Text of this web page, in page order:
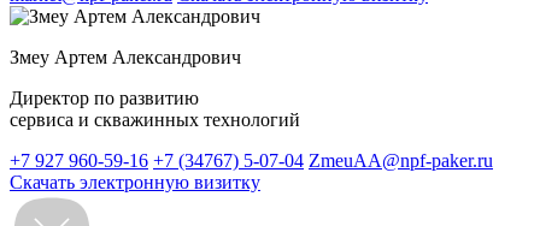
Змеу Артем Александрович
Директор по развитию
сервиса и скважинных технологий
+7 927 960-59-16 +7 (34767) 5-07-04 ZmeuAA@npf-paker.ru
Скачать электронную визитку